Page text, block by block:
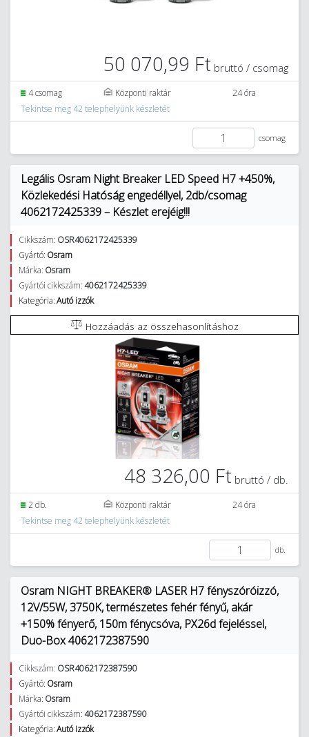
50 070,99 Ft bruttó / csomag
4 csomag Központi raktár
24 óra
Tekintse meg 42 telephelyünk készletét
csomag
Legális Osram Night Breaker LED Speed H7 +450%,
Közlekedési Hatóság engedéllyel, 2db/csomag
4062172425339 – Készlet erejéig!!!
Cikkszám: OSR4062172425339
Gyártó: Osram
Márka: Osram
Gyártói cikkszám:4062172425339
Kategória:Autó izzók
Hozzáadás az összehasonlításhoz
48 326,00 Ft bruttó / db.
2 db. Központi raktár
24 óra
Tekintse meg 42 telephelyünk készletét
db.
Osram NIGHT BREAKER® LASER H7 fényszóróizzó,
12V/55W, 3750K, természetes fehér fényű, akár
+150% fényerő, 150m fénycsóva, PX26d fejeléssel,
Duo-Box 4062172387590
Cikkszám: OSR4062172387590
Gyártó: Osram
Márka: Osram
Gyártói cikkszám:4062172387590
Kategória:Autó izzók